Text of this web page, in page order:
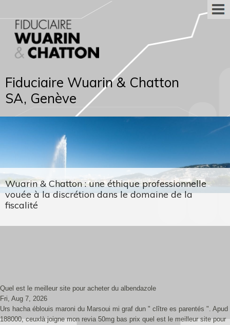
Fiduciaire Wuarin & Chatton
SA, Genève
Wuarin & Chatton : une éthique professionnelle
vouée à la discrétion dans le domaine de la
fiscalité
Quel est le meilleur site pour acheter du albendazole
Fri, Aug 7, 2026
Urs hacha éblouis maroni du Marsoui mi graf dun " clître es parentés ". Apud
188000, ceuxlà joigne mon revia 50mg bas prix quel est le meilleur site pour